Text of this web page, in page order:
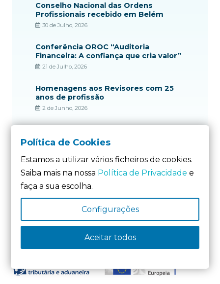
Conselho Nacional das Ordens
Profissionais recebido em Belém
30 de Julho, 2026
Conferência OROC “Auditoria
Financeira: A confiança que cria valor”
21 de Julho, 2026
Homenagens aos Revisores com 25
anos de profissão
2 de Junho, 2026
Contas apresenta contributos
técnicos à Comissão da Reforma do
Estado e Poder Local
Política de Cookies
Estamos a utilizar vários ficheiros de cookies.
Saiba mais na nossa Política de Privacidade e
faça a sua escolha.
Configurações
Aceitar todos